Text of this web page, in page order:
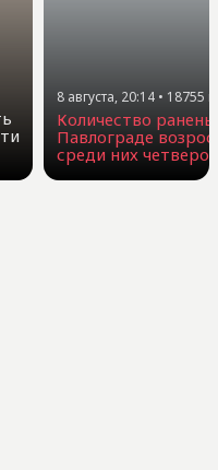
8 августа, 20:14 • 18755
Количество
Павлограде
среди них четверо